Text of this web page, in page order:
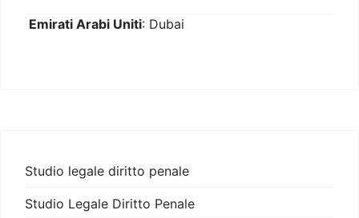
Emirati Arabi Uniti: Dubai
Studio legale diritto penale
Studio Legale Diritto Penale